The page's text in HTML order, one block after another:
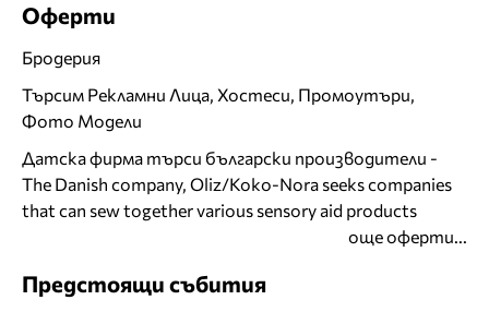
Оферти
Бродерия
Търсим Рекламни Лица, Хостеси, Промоутъри,
Фото Модели
Датска фирма търси български производители -
The Danish company, Oliz/Koko-Nora seeks companies
that can sew together various sensory aid products
още оферти...
Предстоящи събития